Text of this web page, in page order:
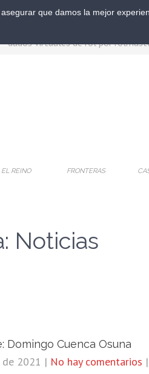
EL REINO FRONTERAS
Noticias
Domingo Cuenca Osuna
2021 | No hay comentarios
que damos la mejor